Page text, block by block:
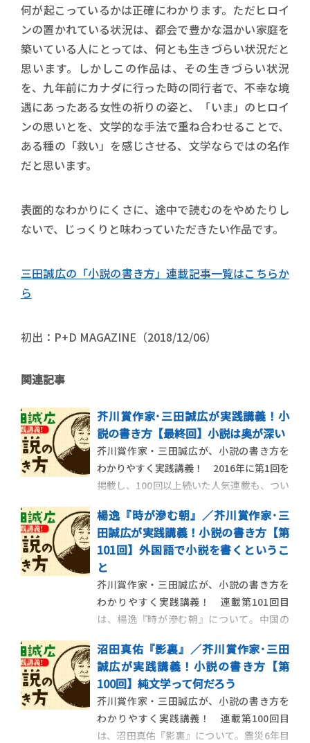
何が起こっているかは正確にわかります。ただヒロイ
ンの置かれている状況は、都会で豊かな温かい家庭を
築いている人にとっては、何とも生きづらい状況だと
思います。しかしこの作品は、その生きづらい状況
を、九年前にカナダに行った時の同行者で、不幸な境
遇にあったある女性の祈りの姿と、「いま」のヒロイ
ンの思いとを、文学的な手法で重ね合わせることで、
ある種の「救い」を感じさせる、文学ならではの名作
だと思います。
表面的なわかりにくさに、途中で読むのをやめたりし
ないで、じっくりと味わっていただきたい作品です。
三田誠広の「小説の書き方」連載記事一覧はこちらか
ら
初出：P+D MAGAZINE（2018/12/06）
関連記事
芥川賞作家･三田誠広が実践講義！小
説の書き方【最終回】小説は奥が深い
芥川賞作家・三田誠広が、小説の書き方を
わかりやすく実践講義！ 2016年に第1回を
掲載し、100回以上続いた人気連載も、つい
返り、小説家をめざす読者にむけてメッセ
ージを綴ります。 【最終回】小説は奥が深
い この連載も最終回となりました。ぼく
は大学で小説の書き方 […]
楊逸『時が滲む朝』／芥川賞作家･三
田誠広が実践講義！小説の書き方【第
101回】外国語で小説を書くというこ
と
芥川賞作家・三田誠広が、小説の書き方を
わかりやすく実践講義！ 連載第101回目
は、楊逸『時が滲む朝』について。中国の
解説します。 【今回の作品】 楊逸『時が滲
む朝』 中国の民主化をめぐる青春と挫折
を描く 中国の民主化をめぐる青春と挫折を
描いた、楊逸『時が滲む朝』 […]
沼田真佑『影裏』／芥川賞作家･三田
誠広が実践講義！小説の書き方【第
100回】純文学って何だろう
芥川賞作家・三田誠広が、小説の書き方を
わかりやすく実践講義！ 連載第100回目
は、沼田真佑『影裏』について。震災6年目